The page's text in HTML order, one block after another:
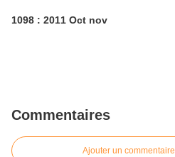
1098 : 2011 Oct nov
Commentaires
Ajouter un commentaire